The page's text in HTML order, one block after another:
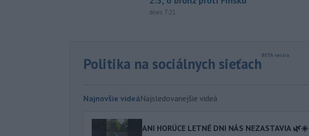
dnes 7:21
Politika na sociálnych sieťach
Najnovšie videáNajsledovanejšie videá
ANI HORÚCE LETNÉ DNI NÁS NEZASTAVIA 🌿☀️